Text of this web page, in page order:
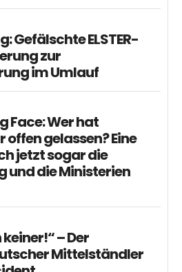
Gefälschte ELSTER-
zur
im Umlauf
Face: Wer hat
gelassen? Eine
jetzt sogar die
und die Ministerien
– Der
Mittelständler